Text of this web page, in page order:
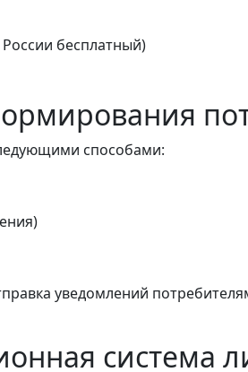
бесплатный)
способами:
уведомлений
система